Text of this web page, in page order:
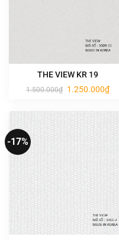
THE VIEW KR 19
1.500.000₫ Giá
1.500.000₫.
1.250.000₫Giá
hiện
là:
-17%